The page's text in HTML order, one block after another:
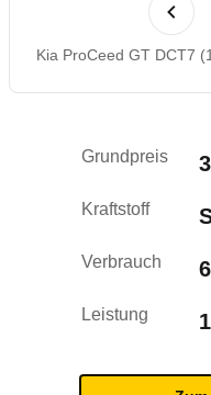
Laufende Kosten
Kia ProCeed GT DCT7
Grundpreis
Kraftstoff
Verbrauch
Leistung